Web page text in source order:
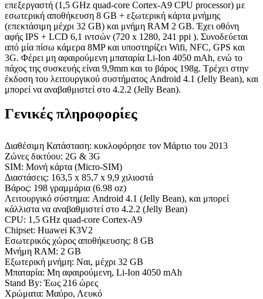
επεξεργαστή (1,5 GHz quad-core Cortex-A9 CPU processor) με
εσωτερική αποθήκευση 8 GB + εξωτερική κάρτα μνήμης
(επεκτάσιμη μέχρι 32 GB) και μνήμη RAM 2 GB. Έχει οθόνη
αφής IPS + LCD 6,1 ιντσών (720 x 1280, 241 ppi ). Συνοδεύεται
από μία πίσω κάμερα 8MP και υποστηρίζει Wifi, NFC, GPS και
3G. Φέρει μη αφαιρούμενη μπαταρία Li-Ion 4050 mAh, ενώ το
πάχος της συσκευής είναι 9,9mm και το βάρος 198g. Τρέχει στην
έκδοση του λειτουργικού συστήματος Android 4.1 (Jelly Bean), και
μπορεί να αναβαθμιστεί στο 4.2.2 (Jelly Bean).
Γενικές πληροφορίες
Διαθέσιμη Κατάσταση: κυκλοφόρησε τον Μάρτιο του 2013
Ζώνες δικτύου: 2G & 3G
SIM: Μονή κάρτα (Micro-SIM)
Διαστάσεις: 163,5 x 85,7 x 9,9 χιλιοστά
Βάρος: 198 γραμμάρια (6.98 oz)
Λειτουργικό σύστημα: Android 4.1 (Jelly Bean), και μπορεί
κάλλιστα να αναβαθμιστεί στο 4.2.2 (Jelly Bean)
CPU: 1,5 GHz quad-core Cortex-A9
Chipset: Huawei K3V2
Εσωτερικός χώρος αποθήκευσης: 8 GB
Μνήμη RAM: 2 GB
Εξωτερική μνήμη: Ναι, μέχρι 32 GB
Μπαταρία: Μη αφαιρούμενη, Li-Ion 4050 mAh
Stand By: Έως 216 ώρες
Χρώματα: Μαύρο, Λευκό